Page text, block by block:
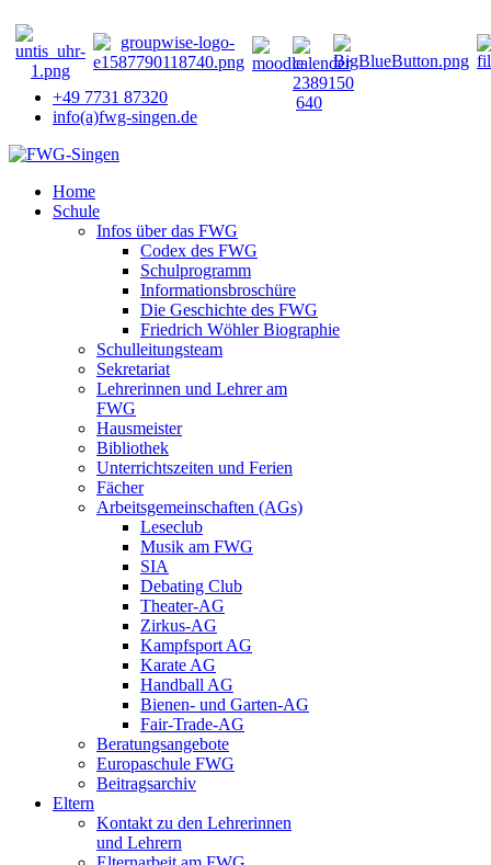
+49 7731 87320
info(a)fwg-singen.de
Home
Schule
Infos über das FWG
Codex des FWG
Schulprogramm
Informationsbroschüre
Die Geschichte des FWG
Friedrich Wöhler Biographie
Schulleitungsteam
Sekretariat
Lehrerinnen und Lehrer am
FWG
Hausmeister
Bibliothek
Unterrichtszeiten und Ferien
Fächer
Arbeitsgemeinschaften (AGs)
Leseclub
Musik am FWG
SIA
Debating Club
Theater-AG
Zirkus-AG
Kampfsport AG
Karate AG
Handball AG
Bienen- und Garten-AG
Fair-Trade-AG
Beratungsangebote
Europaschule FWG
Beitragsarchiv
Eltern
Kontakt zu den Lehrerinnen
und Lehrern